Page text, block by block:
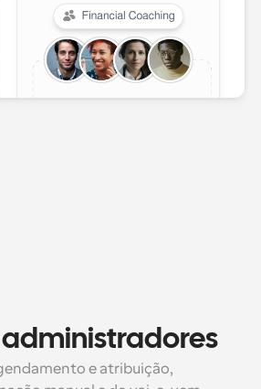
administradores
e atribuição,